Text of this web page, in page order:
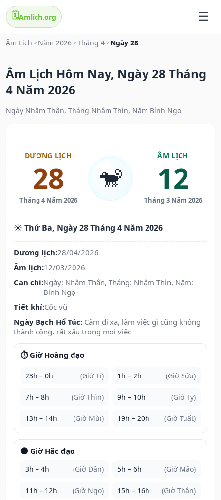
🗓️Amlich.org
Âm Lịch > Năm 2026>Tháng 4> Ngày 28
Âm Lịch Hôm Nay, Ngày 28 Tháng
4 Năm 2026
Ngày Nhâm Thân, Tháng Nhâm Thìn, Năm Bính Ngọ
DƯƠNG LỊCH
28
Tháng 4 Năm 2026
🐒
ÂM LỊCH
12
Tháng 3 Năm 2026
☀️ Thứ Ba, Ngày 28 Tháng 4 Năm 2026
Dương lịch:28/04/2026
Âm lịch:12/03/2026
Can chi:Ngày: Nhâm Thân, Tháng: Nhâm Thìn, Năm:
Bính Ngọ
Tiết khí:Cốc vũ
Ngày Bạch Hổ Túc: Cấm đi xa, làm việc gì cũng không
thành công, rất xấu trong mọi việc
⏱️ Giờ Hoàng đạo
23h – 0h (Giờ Tí) 1h – 2h (Giờ Sửu)
7h – 8h (Giờ Thìn) 9h – 10h (Giờ Tỵ)
13h – 14h (Giờ Mùi) 19h – 20h (Giờ Tuất)
🌑 Giờ Hắc đạo
3h – 4h (Giờ Dần) 5h – 6h (Giờ Mão)
11h – 12h (Giờ Ngọ) 15h – 16h (Giờ Thân)